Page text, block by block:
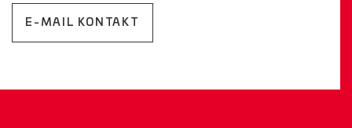
E-MAIL KONTAKT